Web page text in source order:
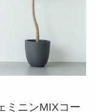
ミニンMIXコー